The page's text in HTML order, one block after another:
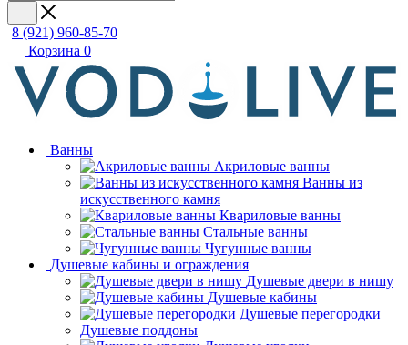
8 (921) 960-85-70
Корзина 0
Ванны
Акриловые ванны
Ванны из
искусственного камня
Квариловые ванны
Стальные ванны
Чугунные ванны
Душевые кабины и ограждения
Душевые двери в нишу
Душевые кабины
Душевые перегородки
Душевые поддоны